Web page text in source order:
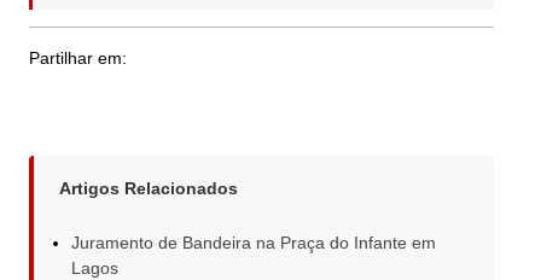
Partilhar em:
Artigos Relacionados
Juramento de Bandeira na Praça do Infante em
Lagos